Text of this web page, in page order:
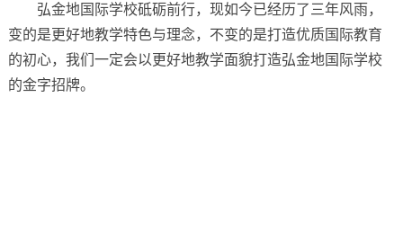
弘金地国际学校砥砺前行，现如今已经历了三年风雨，
变的是更好地教学特色与理念，不变的是打造优质国际教育
的初心，我们一定会以更好地教学面貌打造弘金地国际学校
的金字招牌。